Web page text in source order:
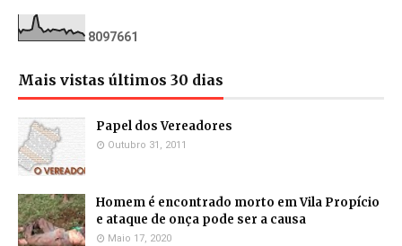
8097661
Mais vistas últimos 30 dias
Papel dos Vereadores
Outubro 31, 2011
Homem é encontrado morto em Vila Propício
e ataque de onça pode ser a causa
Maio 17, 2020